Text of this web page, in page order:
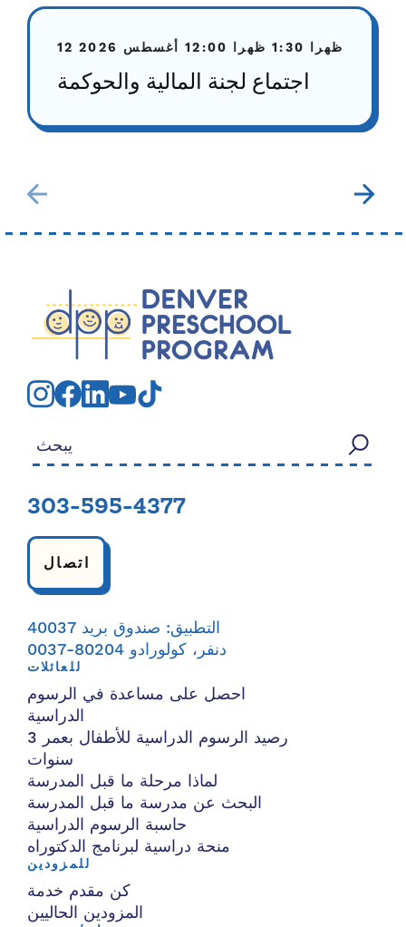
12 أغسطس 2026 12:00 ظهرا 1:30 ظهرا
اجتماع لجنة المالية والحوكمة
303-595-4377
اتصال
التطبيق: صندوق بريد 40037
دنفر، كولورادو 80204-0037
للعائلات
احصل على مساعدة في الرسوم
الدراسية
رصيد الرسوم الدراسية للأطفال بعمر 3
سنوات
لماذا مرحلة ما قبل المدرسة
البحث عن مدرسة ما قبل المدرسة
حاسبة الرسوم الدراسية
منحة دراسية لبرنامج الدكتوراه
للمزودين
كن مقدم خدمة
المزودين الحاليين